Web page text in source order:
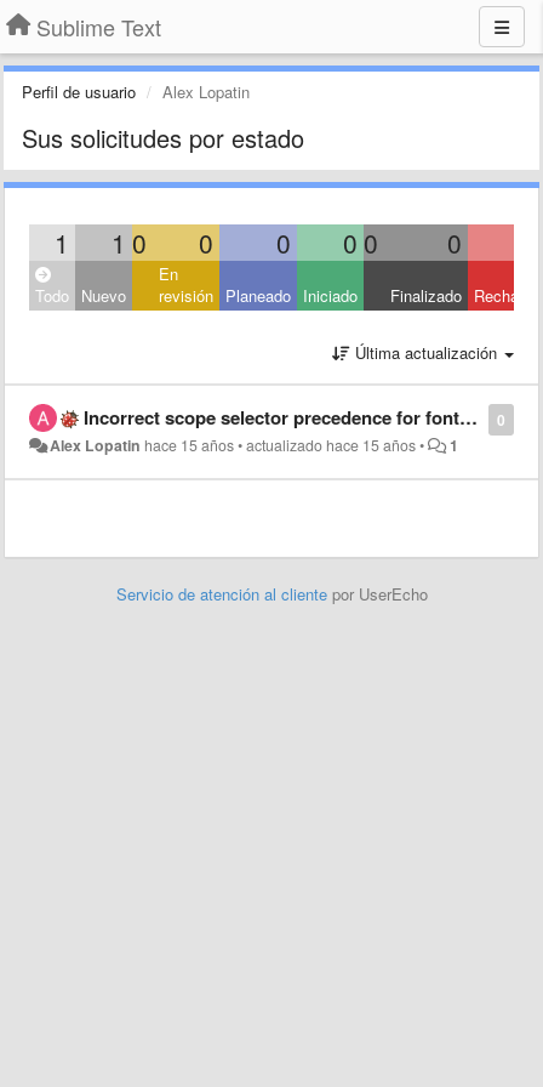
Sublime Text
Perfil de usuario Alex Lopatin
Sus solicitudes por estado
1 1 0 0 0 0 0 0
Todo Nuevo
En
revisión Planeado Iniciado Finalizado
Última actualización
0
Incorrect scope selector precedence for fontStyle
Alex Lopatin hace 15 años•actualizado hace 15 años• 1
Servicio de atención al cliente por UserEcho